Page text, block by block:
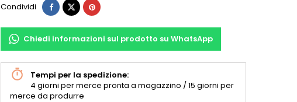
Condividi
Chiedi informazioni sul prodotto su WhatsApp
Tempi per la spedizione:
4 giorni per merce pronta a magazzino / 15 giorni per
merce da produrre